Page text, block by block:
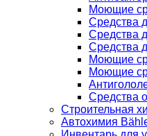
Моющие
Средства
Средства
Средства
Моющие
Моющие
Средства
Строительная
Автохимия